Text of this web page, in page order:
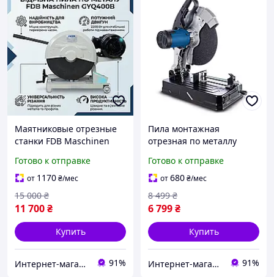
Маятниковые отрезные
станки FDB Maschinen
Готово к отправке
от 1170₴/мес
11 700₴
15 000 ₴
Купить
Интернет-магазин ЭлектроХаус 91%
Пила монтажная
отрезная по металлу
Вт, 25500 об/мин
Готово к отправке
от680₴/мес
6 799₴
8 499 ₴
Купить
Интернет-магазин ЭлектроХаус 91%